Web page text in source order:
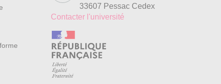
33607 Pessac Cedex
Contacter l'université